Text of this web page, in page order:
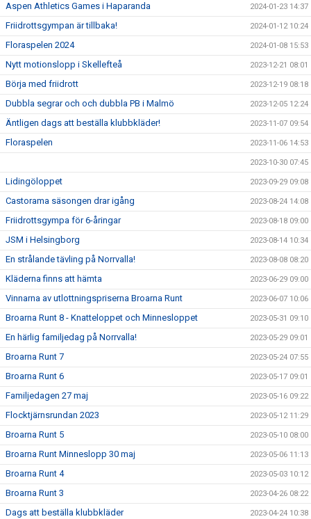
Aspen Athletics Games i Haparanda 2024-01-23 14:37
Friidrottsgympan är tillbaka! 2024-01-12 10:24
Floraspelen 2024 2024-01-08 15:53
Nytt motionslopp i Skellefteå 2023-12-21 08:01
Börja med friidrott 2023-12-19 08:18
Dubbla segrar och och dubbla PB i Malmö 2023-12-05 12:24
Äntligen dags att beställa klubbkläder! 2023-11-07 09:54
Floraspelen 2023-11-06 14:53
2023-10-30 07:45
Lidingöloppet 2023-09-29 09:08
Castorama säsongen drar igång 2023-08-24 14:08
Friidrottsgympa för 6-åringar 2023-08-18 09:00
JSM i Helsingborg 2023-08-14 10:34
En strålande tävling på Norrvalla! 2023-08-08 08:20
Kläderna finns att hämta 2023-06-29 09:00
Vinnarna av utlottningspriserna Broarna Runt 2023-06-07 10:06
Broarna Runt 8 - Knatteloppet och Minnesloppet 2023-05-31 09:10
En härlig familjedag på Norrvalla! 2023-05-29 09:01
Broarna Runt 7 2023-05-24 07:55
Broarna Runt 6 2023-05-17 09:01
Familjedagen 27 maj 2023-05-16 09:22
Flocktjärnsrundan 2023 2023-05-12 11:29
Broarna Runt 5 2023-05-10 08:00
Broarna Runt Minneslopp 30 maj 2023-05-06 11:13
Broarna Runt 4 2023-05-03 10:12
Broarna Runt 3 2023-04-26 08:22
Dags att beställa klubbkläder 2023-04-24 10:38